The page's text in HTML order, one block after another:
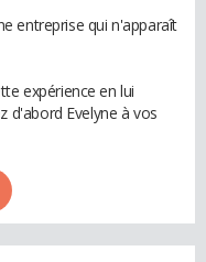
entreprise qui n'apparaît
expérience en lui
d'abord Evelyne à vos